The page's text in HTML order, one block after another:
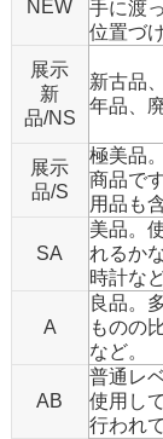
NEW
手に渡
位置づ
展示
新
品/NS
新古品
年品、
展示
品/S
極美品
商品で
用品も
SA
美品。
れるか
時計など
A
良品。
ものの
など。
AB
普通レ
使用し
行われ